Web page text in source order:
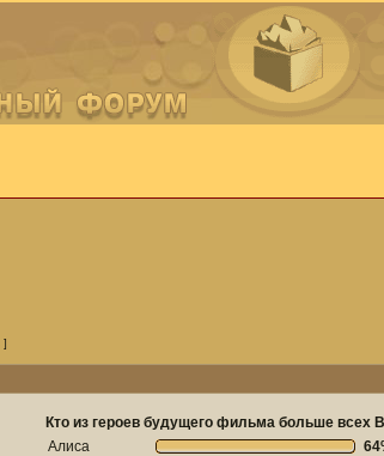
]
Кто из героев будущего фильма больше всех
Алиса